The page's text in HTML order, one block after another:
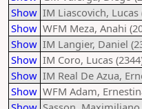
Show IM Liascovich, Lucas
Show WFM Meza, Anahi
Show IM Langier, Daniel
Show IM Coro, Lucas
Show IM Real De Azua,
Show WFM Adam,